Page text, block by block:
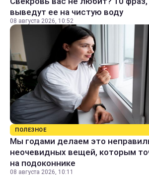
выведут ее на чистую воду
08 августа 2026, 10:52
ПОЛЕЗНОЕ
Мы годами делаем это
неочевидных вещей, которым
на подоконнике
08 августа 2026, 10:11